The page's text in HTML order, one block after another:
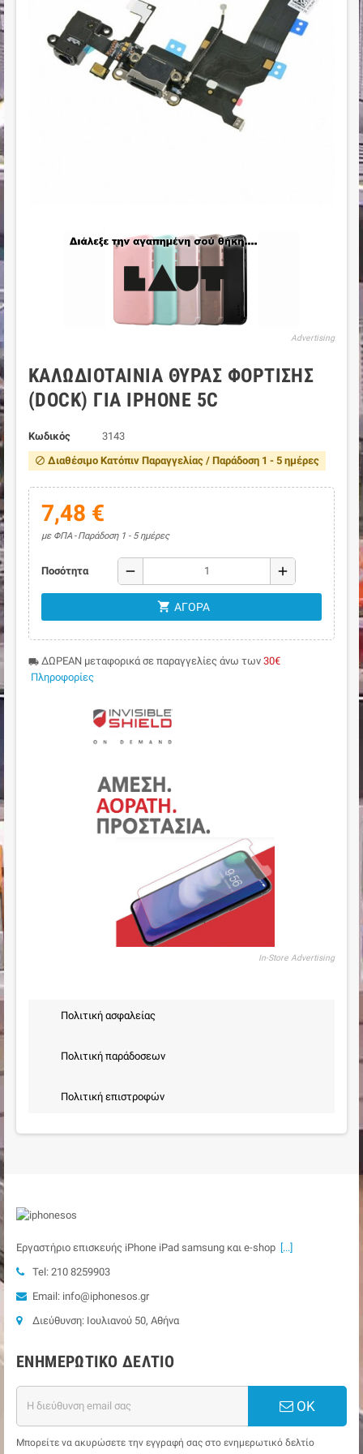
Advertising
ΚΑΛΩΔΙΟΤΑΙΝΊΑ ΘΎΡΑΣ ΦΌΡΤΙΣΗΣ
(DOCK) ΓΙΑ IPHONE 5C
Κωδικός 3143
block Διαθέσιμο Κατόπιν Παραγγελίας / Παράδοση 1 - 5 ημέρες
7,48 €
με ΦΠΑ Παράδοση 1 - 5 ημέρες
Ποσότητα remove add
shopping_cart ΑΓΟΡΆ
local_shipping ΔΩΡΕΑΝ μεταφορικά σε παραγγελίες άνω των 30€
Πληροφορίες
In-Store Advertising
Πολιτική ασφαλείας
Πολιτική παράδοσεων
Πολιτική επιστροφών
Εργαστήριο επισκευής iPhone iPad samsung και e-shop [...]
Tel: 210 8259903
Email: info@iphonesos.gr
Διεύθυνση: Ιουλιανού 50, Αθήνα
ΕΝΗΜΕΡΩΤΙΚΌ ΔΕΛΤΊΟ
ΟΚ
Μπορείτε να ακυρώσετε την εγγραφή σας στο ενημερωτικό δελτίο